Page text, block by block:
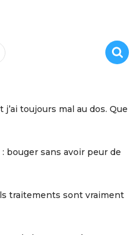
toujours mal au dos. Que
bouger sans avoir peur de
traitements sont vraiment